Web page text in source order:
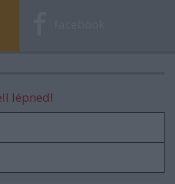
lépned!